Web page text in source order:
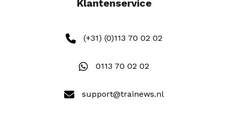
Klantenservice
(+31) (0)113 70 02 02
0113 70 02 02
support@trainews.nl